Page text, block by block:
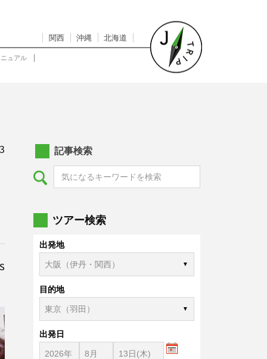
関西 沖縄 北海道
ュアル
記事検索
ツアー検索
出発地
目的地
出発日